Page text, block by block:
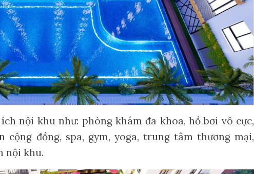
nội khu như: phòng khám đa khoa, hồ bơi vô cực,
đồng, spa, gym, yoga, trung tâm thương mại,
nội khu.